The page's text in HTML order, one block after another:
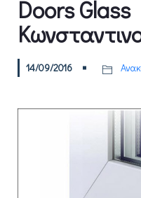
Doors Glass
14/09/2016